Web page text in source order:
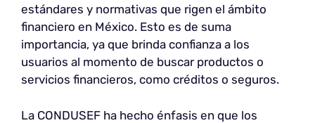
estándares y normativas que rigen el ámbito
financiero en México. Esto es de suma
importancia, ya que brinda confianza a los
usuarios al momento de buscar productos o
servicios financieros, como créditos o seguros.
La CONDUSEF ha hecho énfasis en que los